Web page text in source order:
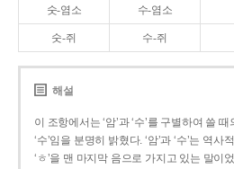
숫-염소 수-염소
숫-쥐 수-쥐
해설
이 조항에서는 ‘암’과 ‘수’를 구별하여 쓸
‘수’임을 분명히 밝혔다. ‘암’과 ‘수’는 역사
‘ㅎ’을 맨 마지막 음으로 가지고 있는 말이